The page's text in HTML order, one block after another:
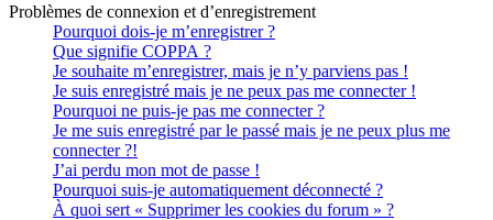
Problèmes de connexion et d’enregistrement
Pourquoi dois-je m’enregistrer ?
Que signifie COPPA ?
Je souhaite m’enregistrer, mais je n’y parviens pas !
Je suis enregistré mais je ne peux pas me connecter !
Pourquoi ne puis-je pas me connecter ?
Je me suis enregistré par le passé mais je ne peux plus me
connecter ?!
J’ai perdu mon mot de passe !
Pourquoi suis-je automatiquement déconnecté ?
À quoi sert « Supprimer les cookies du forum » ?